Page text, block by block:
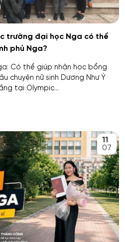
trường đại học Nga có thể
phủ Nga?
Có thể giúp nhận học bổng
chuyện nữ sinh Dương Như Ý
tại Olympic...
11
07